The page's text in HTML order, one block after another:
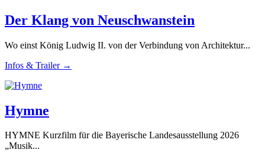
Der Klang von Neuschwanstein
Wo einst König Ludwig II. von der Verbindung von Architektur...
Infos & Trailer →
Hymne
HYMNE Kurzfilm für die Bayerische Landesausstellung 2026
„Musik...